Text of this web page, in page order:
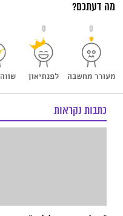
מה דעתכם?
0 0
כתבות נקראות